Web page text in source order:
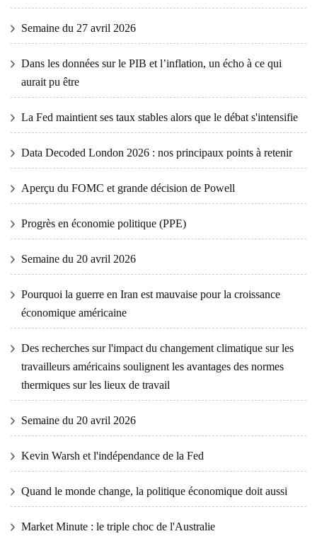
Semaine du 27 avril 2026
Dans les données sur le PIB et l’inflation, un écho à ce qui
aurait pu être
La Fed maintient ses taux stables alors que le débat s'intensifie
Data Decoded London 2026 : nos principaux points à retenir
Aperçu du FOMC et grande décision de Powell
Progrès en économie politique (PPE)
Semaine du 20 avril 2026
Pourquoi la guerre en Iran est mauvaise pour la croissance
économique américaine
Des recherches sur l'impact du changement climatique sur les
travailleurs américains soulignent les avantages des normes
thermiques sur les lieux de travail
Semaine du 20 avril 2026
Kevin Warsh et l'indépendance de la Fed
Quand le monde change, la politique économique doit aussi
Market Minute : le triple choc de l'Australie